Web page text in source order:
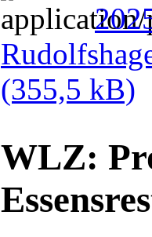
(355,5 kB)
WLZ: